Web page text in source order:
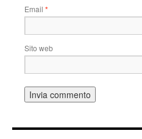
Email *
Sito web